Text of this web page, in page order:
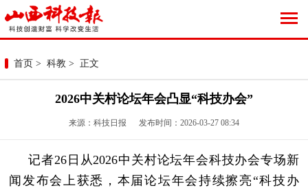
首页 > 科教 > 正文
2026中关村论坛年会凸显“科技办会”
来源：科技日报 发布时间：2026-03-27 08:34
记者26日从2026中关村论坛年会科技办会专场新
闻发布会上获悉，本届论坛年会持续擦亮“科技办